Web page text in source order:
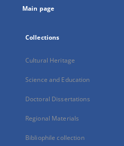
Main page
Collections
Cultural Heritage
Science and Education
Doctoral Dissertations
Regional Materials
Bibliophile collection